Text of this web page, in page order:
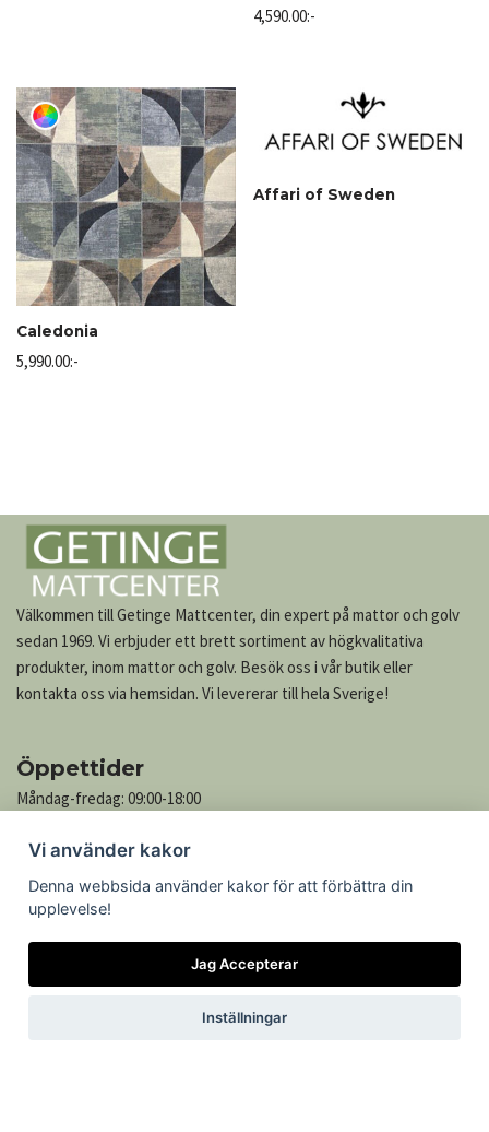
4,590.00:-
Caledonia
5,990.00:-
Affari of Sweden
Välkommen till Getinge Mattcenter, din expert på mattor och golv
sedan 1969. Vi erbjuder ett brett sortiment av högkvalitativa
produkter, inom mattor och golv. Besök oss i vår butik eller
kontakta oss via hemsidan. Vi levererar till hela Sverige!
Öppettider
Måndag-fredag: 09:00-18:00
Söndag: Stängt
Kontakta oss
Vi använder kakor
Denna webbsida använder kakor för att förbättra din
upplevelse!
Jag Accepterar
Inställningar